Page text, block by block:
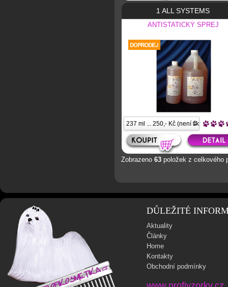
1 ALL SYSTEMS
ANTISTATICKÝ SPREJ
Zobrazeno 63 položek z celkového
DŮLEŽITÉ
Aktuality
Články
Home
Kontakty
Obchodní podmínky